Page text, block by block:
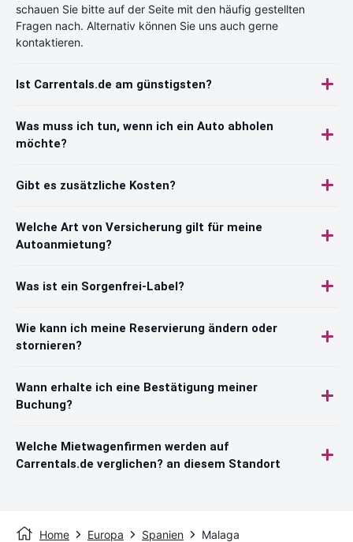
schauen Sie bitte auf der Seite mit den häufig gestellten
Fragen nach. Alternativ können Sie uns auch gerne
kontaktieren.
Ist Carrentals.de am günstigsten?
Was muss ich tun, wenn ich ein Auto abholen
möchte?
Gibt es zusätzliche Kosten?
Welche Art von Versicherung gilt für meine
Autoanmietung?
Was ist ein Sorgenfrei-Label?
Wie kann ich meine Reservierung ändern oder
stornieren?
Wann erhalte ich eine Bestätigung meiner
Buchung?
Welche Mietwagenfirmen werden auf
Carrentals.de verglichen? an diesem Standort
Home Europa Spanien Malaga